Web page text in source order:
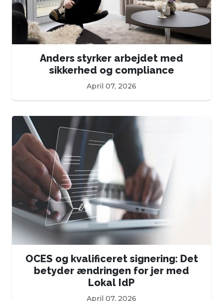
Anders styrker arbejdet med
sikkerhed og compliance
April 07, 2026
OCES og kvalificeret signering: Det
betyder ændringen for jer med
Lokal IdP
April 07, 2026